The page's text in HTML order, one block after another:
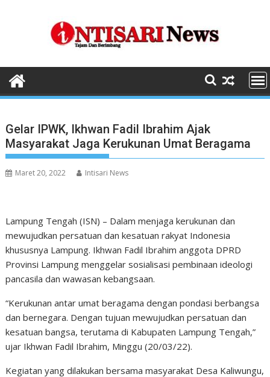
Gelar IPWK, Ikhwan Fadil Ibrahim Ajak
Masyarakat Jaga Kerukunan Umat Beragama
Maret 20, 2022 Intisari News
Lampung Tengah (ISN) – Dalam menjaga kerukunan dan
mewujudkan persatuan dan kesatuan rakyat Indonesia
khususnya Lampung. Ikhwan Fadil Ibrahim anggota DPRD
Provinsi Lampung menggelar sosialisasi pembinaan ideologi
pancasila dan wawasan kebangsaan.
“Kerukunan antar umat beragama dengan pondasi berbangsa
dan bernegara. Dengan tujuan mewujudkan persatuan dan
kesatuan bangsa, terutama di Kabupaten Lampung Tengah,”
ujar Ikhwan Fadil Ibrahim, Minggu (20/03/22).
Kegiatan yang dilakukan bersama masyarakat Desa Kaliwungu,